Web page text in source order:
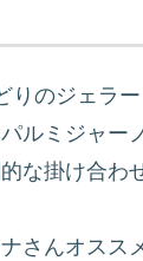
りのジェラ
ルミジャー
な掛け合わ
さんオスス